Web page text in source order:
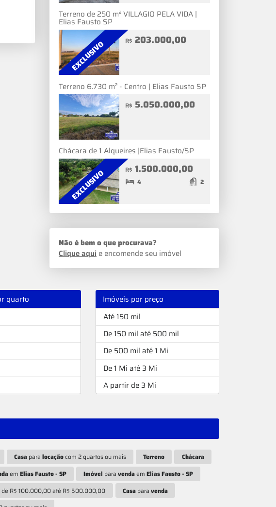
Terreno de 250 m² VILLAGIO PELA VIDA |
Elias Fausto SP
EXCLUSIVO R$ 203.000,00
Terreno 6.730 m² - Centro | Elias Fausto SP
R$ 5.050.000,00
Chácara de 1 Alqueires |Elias Fausto/SP
EXCLUSIVO R$ 1.500.000,00
4 2
Não é bem o que procurava?
Clique aqui e encomende seu imóvel
quarto
Imóveis por preço
Até 150 mil
De 150 mil até 500 mil
De 500 mil até 1 Mi
De 1 Mi até 3 Mi
A partir de 3 Mi
Casapara locaçãocom 2 quartos ou mais Terreno
Chácara
em Elias Fausto - SP Imóvel para vendaem Elias Fausto - SP
de R$ 100.000,00 até R$ 500.000,00 Casapara venda